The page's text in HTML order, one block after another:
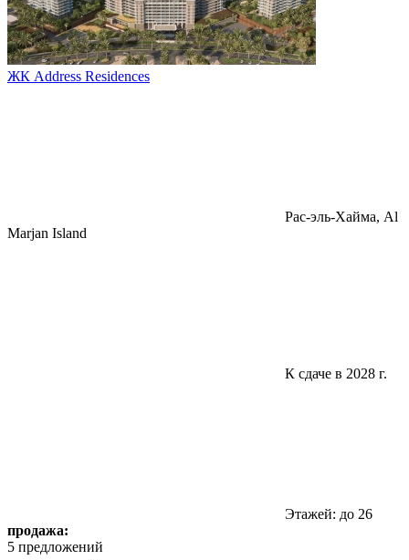
ЖК Address Residences
Pac-эль-Хайма, Al
Marjan Island
К сдаче в 2028 г.
Этажей: до 26
продажа:
5 предложений